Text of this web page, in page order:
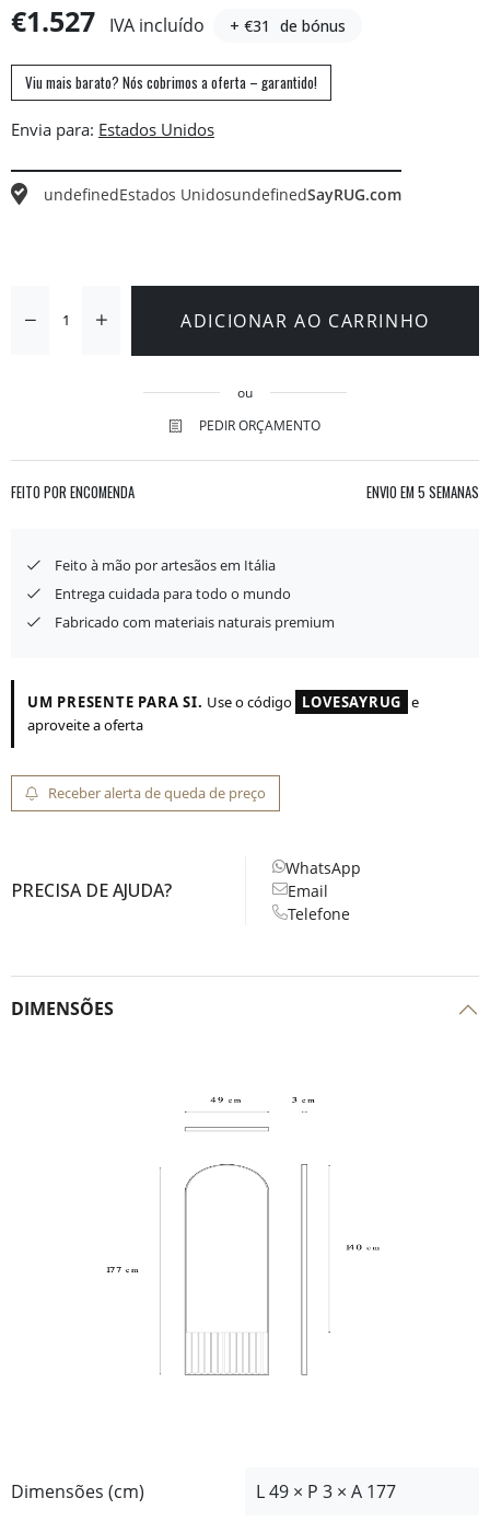
€1.527 IVA incluído + €31 de bónus
Viu mais barato? Nós cobrimos a oferta – garantido!
Envia para:
undefinedEstados UnidosundefinedSayRUG.com
ADICIONAR AO CARRINHO
ou
PEDIR ORÇAMENTO
FEITO POR ENCOMENDA ENVIO EM 5 SEMANAS
Feito à mão por artesãos em Itália
Entrega cuidada para todo o mundo
Fabricado com materiais naturais premium
UM PRESENTE PARA SI. Use o código LOVESAYRUG e
aproveite a oferta
Receber alerta de queda de preço
PRECISA DE AJUDA?
WhatsApp
Email
Telefone
DIMENSÕES
Dimensões (cm) L 49 × P 3 × A 177